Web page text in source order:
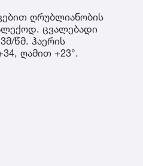
ღრუბლიანობის
ცვალებადი
წმ. ჰაერის
ღამით +23°.